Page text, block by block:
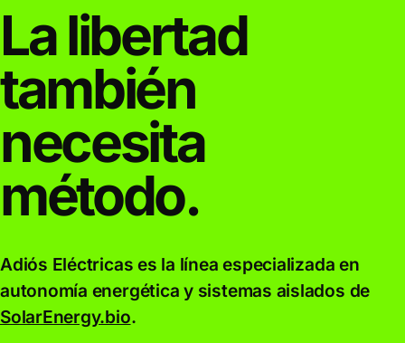
La libertad
también
necesita
método.
Adiós Eléctricas es la línea especializada en
autonomía energética y sistemas aislados de
SolarEnergy.bio.